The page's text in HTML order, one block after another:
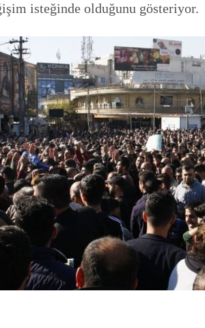
isteğinde olduğunu gösteriyor.